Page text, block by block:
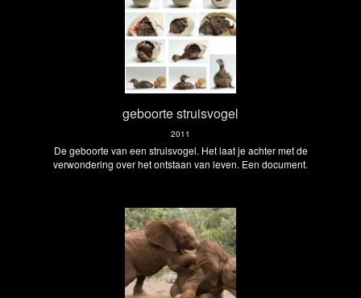
geboorte struisvogel
2011
De geboorte van een struisvogel. Het laat je achter met de
verwondering over het ontstaan van leven. Een document.